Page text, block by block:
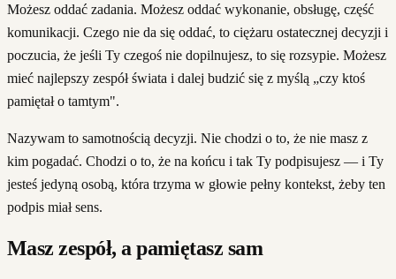
Możesz oddać zadania. Możesz oddać wykonanie, obsługę, część
komunikacji. Czego nie da się oddać, to ciężaru ostatecznej decyzji i
poczucia, że jeśli Ty czegoś nie dopilnujesz, to się rozsypie. Możesz
mieć najlepszy zespół świata i dalej budzić się z myślą „czy ktoś
pamiętał o tamtym".
Nazywam to samotnością decyzji. Nie chodzi o to, że nie masz z
kim pogadać. Chodzi o to, że na końcu i tak Ty podpisujesz — i Ty
jesteś jedyną osobą, która trzyma w głowie pełny kontekst, żeby ten
podpis miał sens.
Masz zespół, a pamiętasz sam